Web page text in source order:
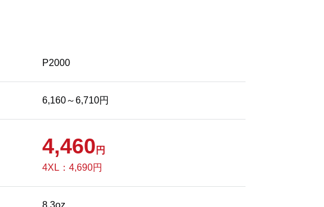
P2000
6,160～6,710円
4,460 円
4XL：4,690円
8.3oz